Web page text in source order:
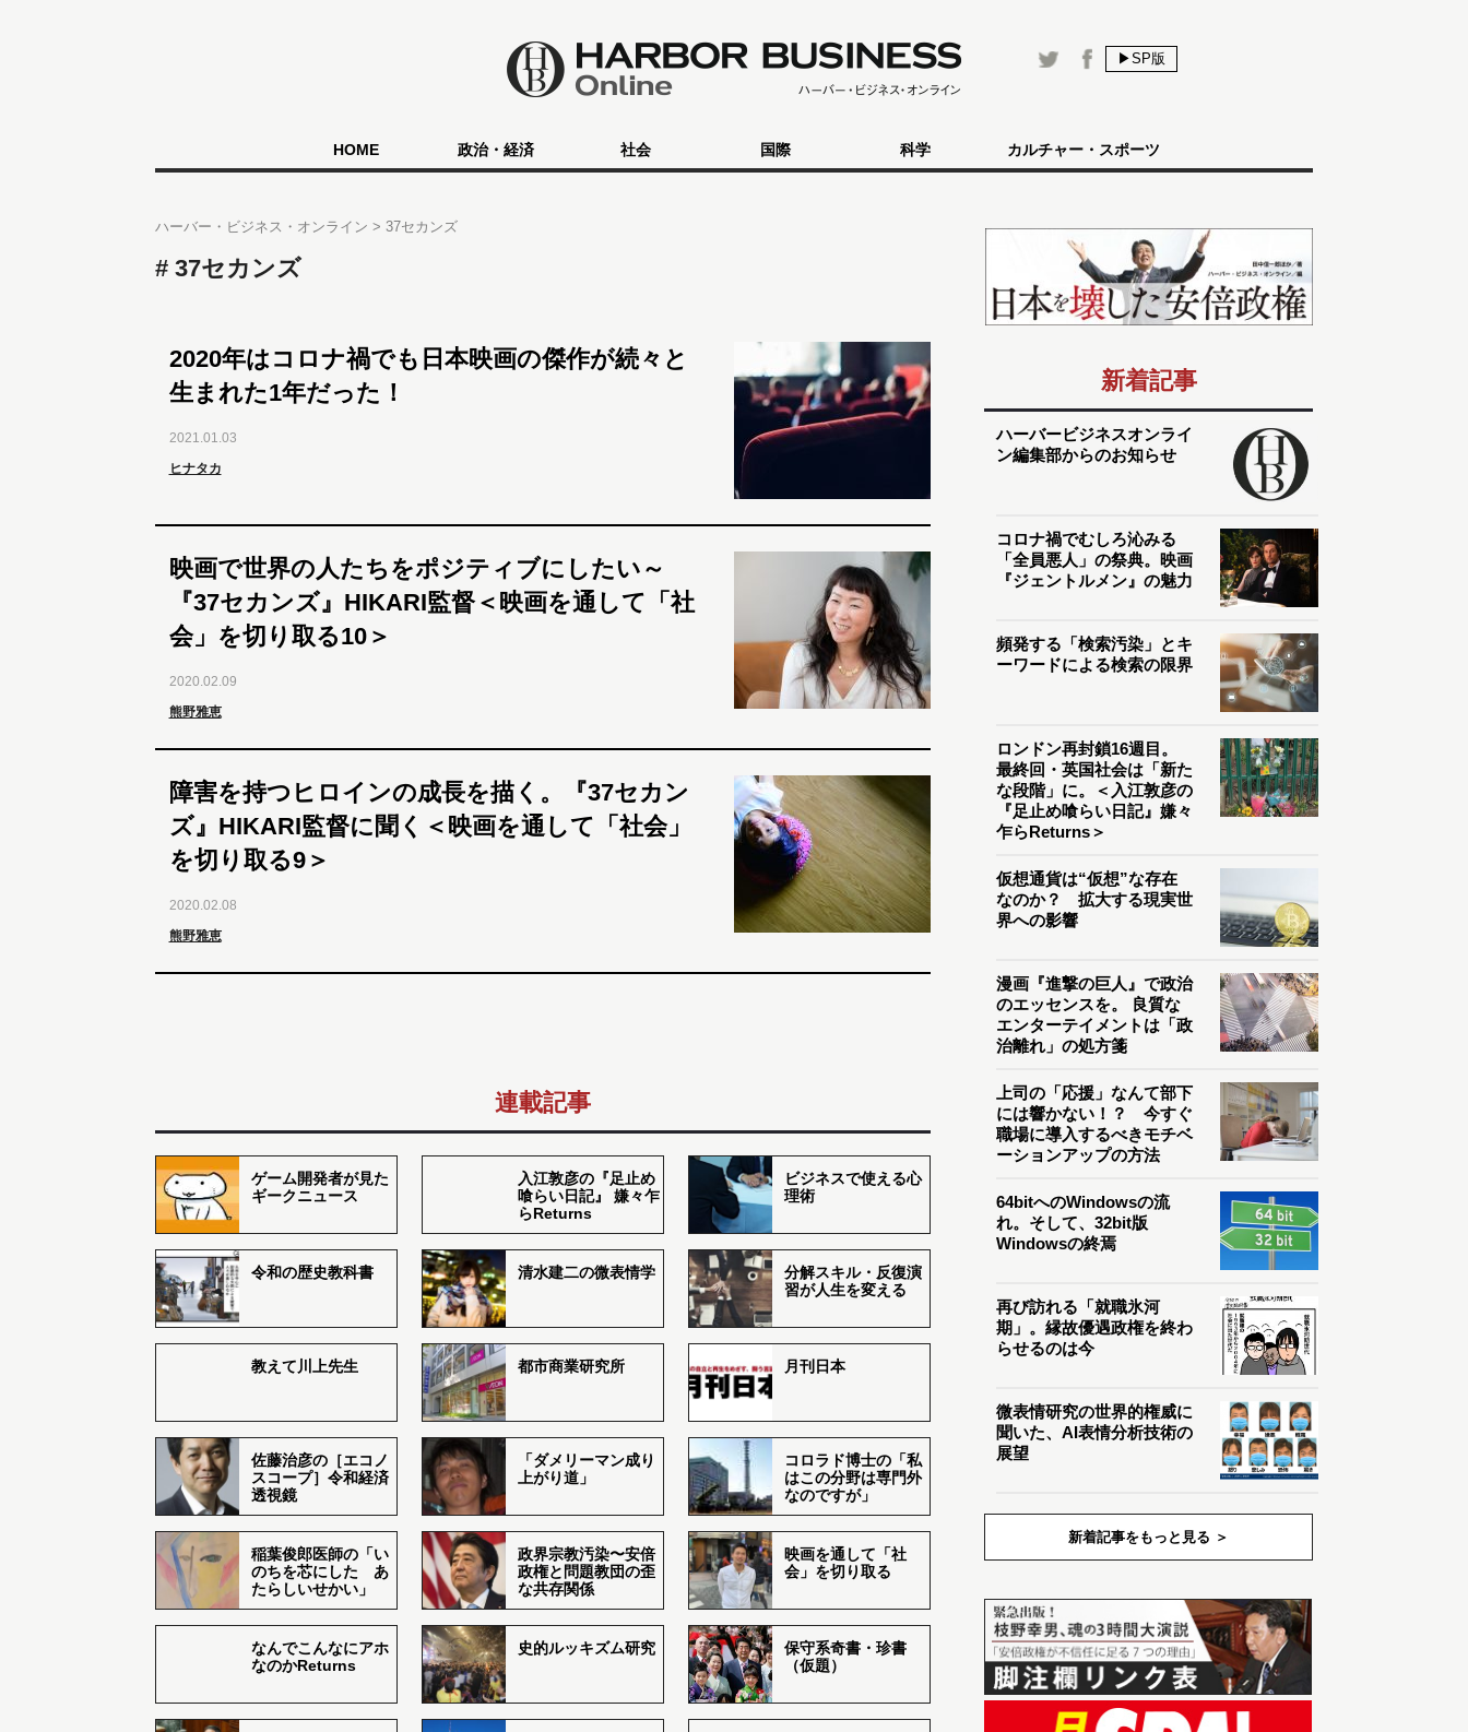
▶SP版
HOME 政治・経済 社会 国際 科学 カルチャー・スポーツ
ハーバー・ビジネス・オンライン 37セカンズ
37セカンズ
2020年はコロナ禍でも日本映画の傑作が続々と
生まれた1年だった！
2021.01.03
ヒナタカ
映画で世界の人たちをポジティブにしたい～
『37セカンズ』HIKARI監督＜映画を通して「社
会」を切り取る10＞
2020.02.09
熊野雅恵
障害を持つヒロインの成長を描く。『37セカン
ズ』HIKARI監督に聞く＜映画を通して「社会」
を切り取る9＞
2020.02.08
熊野雅恵
連載記事
ゲーム開発者が見た
ギークニュース
入江敦彦の『足止め
喰らい日記』 嫌々乍
らReturns
ビジネスで使える心
理術
令和の歴史教科書 清水建二の微表情学
分解スキル・反復演
習が人生を変える
教えて川上先生 都市商業研究所 月刊日本
佐藤治彦の［エコノ
スコープ］令和経済
透視鏡
「ダメリーマン成り
上がり道」
コロラド博士の「私
はこの分野は専門外
なのですが」
稲葉俊郎医師の「い
のちを芯にした あ
たらしいせかい」
政界宗教汚染〜安倍
政権と問題教団の歪
な共存関係
映画を通して「社
会」を切り取る
なんでこんなにアホ
なのかReturns
史的ルッキズム研究
保守系奇書・珍書
（仮題）
新着記事
ハーバービジネスオンライ
ン編集部からのお知らせ
コロナ禍でむしろ沁みる
「全員悪人」の祭典。映画
『ジェントルメン』の魅力
頻発する「検索汚染」とキ
ーワードによる検索の限界
ロンドン再封鎖16週目。
最終回・英国社会は「新た
な段階」に。＜入江敦彦の
『足止め喰らい日記』嫌々
乍らReturns＞
仮想通貨は“仮想”な存在
なのか？ 拡大する現実世
界への影響
漫画『進撃の巨人』で政治
のエッセンスを。 良質な
エンターテイメントは「政
治離れ」の処方箋
上司の「応援」なんて部下
には響かない！？ 今すぐ
職場に導入するべきモチベ
ーションアップの方法
64bitへのWindowsの流
れ。そして、32bit版
Windowsの終焉
再び訪れる「就職氷河
期」。縁故優遇政権を終わ
らせるのは今
微表情研究の世界的権威に
聞いた、AI表情分析技術の
展望
新着記事をもっと見る